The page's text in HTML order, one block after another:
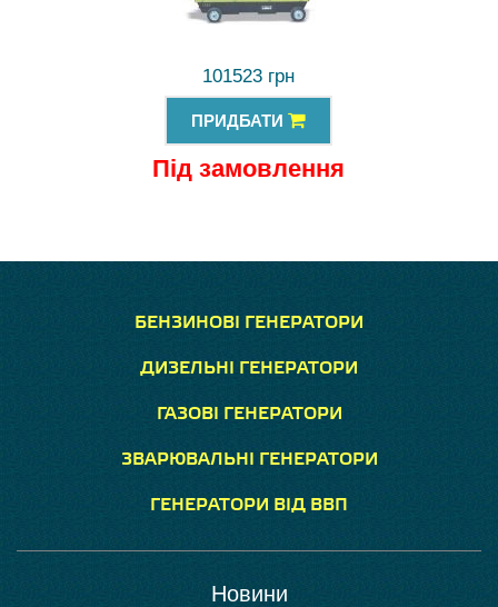
101523 грн
ПРИДБАТИ
Під замовлення
БЕНЗИНОВІ ГЕНЕРАТОРИ
ДИЗЕЛЬНІ ГЕНЕРАТОРИ
ГАЗОВІ ГЕНЕРАТОРИ
ЗВАРЮВАЛЬНІ ГЕНЕРАТОРИ
ГЕНЕРАТОРИ ВІД ВВП
Новини